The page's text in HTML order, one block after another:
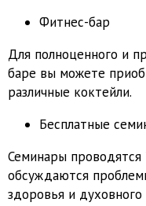
Фитнес-бар
Для полноценного и
баре вы можете
различные коктейли.
Бесплатные
Семинары
обсуждаются
здоровья и духовного